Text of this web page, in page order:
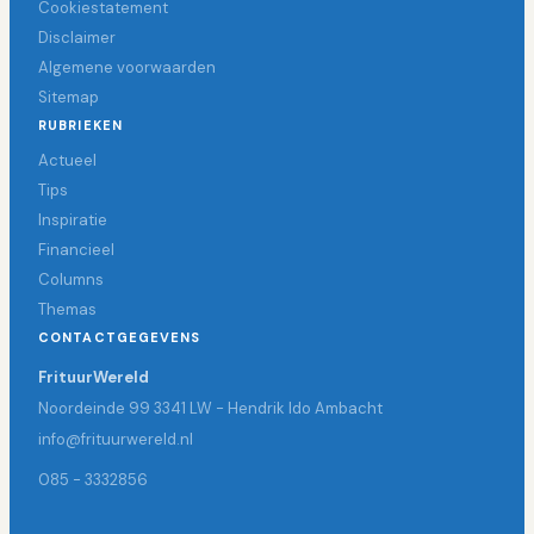
Cookiestatement
Disclaimer
Algemene voorwaarden
Sitemap
RUBRIEKEN
Actueel
Tips
Inspiratie
Financieel
Columns
Themas
CONTACTGEGEVENS
FrituurWereld
Noordeinde 99 3341 LW - Hendrik Ido Ambacht
info@frituurwereld.nl
085 - 3332856